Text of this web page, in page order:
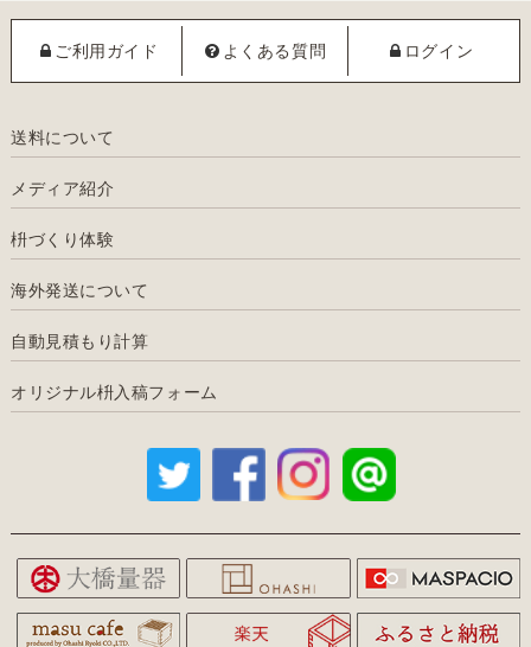
ご利用ガイド よくある質問 ログイン
送料について
メディア紹介
枡づくり体験
海外発送について
自動見積もり計算
オリジナル枡入稿フォーム